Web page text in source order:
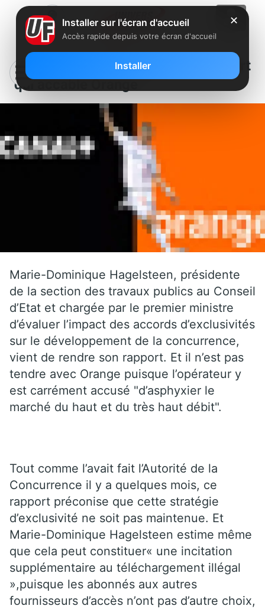
Contenus audiovisuels: Le rapport
qui accable Orange
Marie-Dominique Hagelsteen, présidente
de la section des travaux publics au Conseil
d’Etat et chargée par le premier ministre
d’évaluer l’impact des accords d’exclusivités
sur le développement de la concurrence,
vient de rendre son rapport. Et il n’est pas
tendre avec Orange puisque l’opérateur y
est carrément accusé "d’asphyxier le
marché du haut et du très haut débit".
Tout comme l’avait fait l’Autorité de la
Concurrence il y a quelques mois, ce
rapport préconise que cette stratégie
d’exclusivité ne soit pas maintenue. Et
Marie-Dominique Hagelsteen estime même
que cela peut constituer« une incitation
supplémentaire au téléchargement illégal
»,puisque les abonnés aux autres
fournisseurs d’accès n’ont pas d’autre choix,
✕
Installer sur l'écran d'accueil
Accès rapide depuis votre écran d'accueil
Installer